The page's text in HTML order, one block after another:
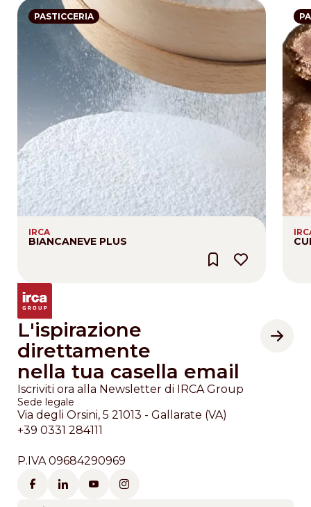
PASTICCERIA
IRCA
BIANCANEVE PLUS
L'ispirazione
direttamente
nella tua casella email
Iscriviti ora alla Newsletter di IRCA Group
Sede legale
Via degli Orsini, 5 21013 - Gallarate (VA)
+39 0331 284111
P.IVA 09684290969